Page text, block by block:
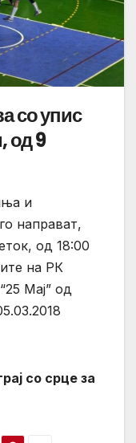
со упис
од 9
и
направат,
од 18:00
на РК
Мај” од
со срце за